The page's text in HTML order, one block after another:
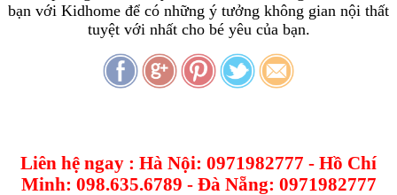
bạn với Kidhome để có những ý tưởng không gian nội thất
tuyệt với nhất cho bé yêu của bạn.
Liên hệ ngay : Hà Nội: 0971982777 - Hồ Chí
Minh: 098.635.6789 - Đà Nẵng: 0971982777